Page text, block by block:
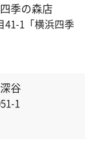
季の森店
41-1「横浜四季
谷
1